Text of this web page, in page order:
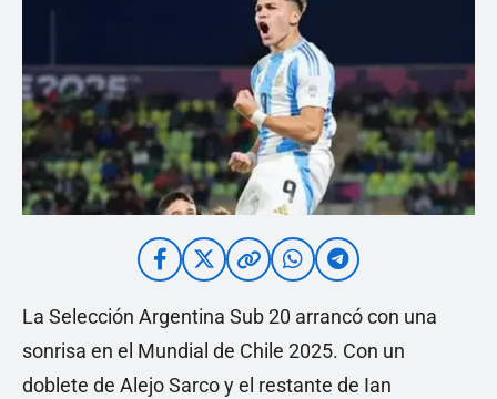
La Selección Argentina Sub 20 arrancó con una
sonrisa en el Mundial de Chile 2025. Con un
doblete de Alejo Sarco y el restante de Ian